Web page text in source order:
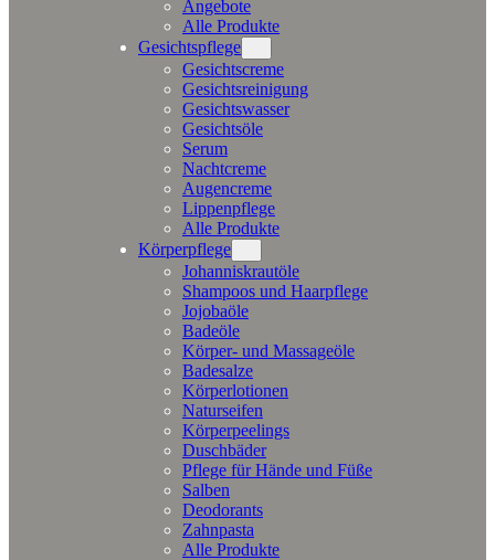
Angebote
Alle Produkte
Gesichtspflege
Gesichtscreme
Gesichtsreinigung
Gesichtswasser
Gesichtsöle
Serum
Nachtcreme
Augencreme
Lippenpflege
Alle Produkte
Körperpflege
Johanniskrautöle
Shampoos und Haarpflege
Jojobaöle
Badeöle
Körper- und Massageöle
Badesalze
Körperlotionen
Naturseifen
Körperpeelings
Duschbäder
Pflege für Hände und Füße
Salben
Deodorants
Zahnpasta
Alle Produkte